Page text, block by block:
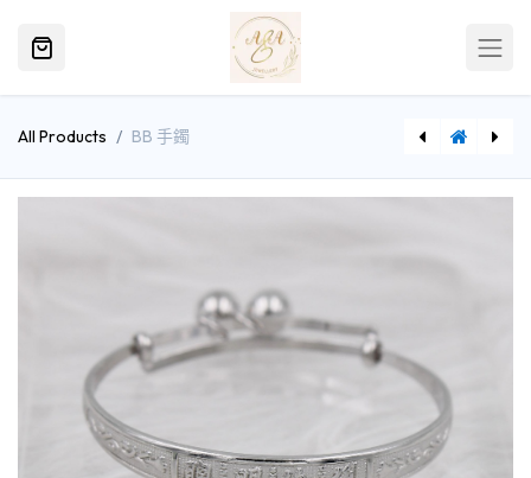
All Products BB 手鐲